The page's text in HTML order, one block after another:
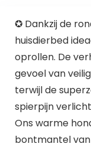
✪ Dankzij de
huisdierbed
oprollen. De
gevoel van
terwijl de
spierpijn
Ons warme
bontmantel